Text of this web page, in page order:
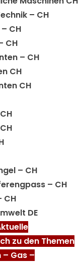
– CH
CH
CH
– CH
CH
CH
– CH
– CH
CH
DE
zu den Themen
– Gas –